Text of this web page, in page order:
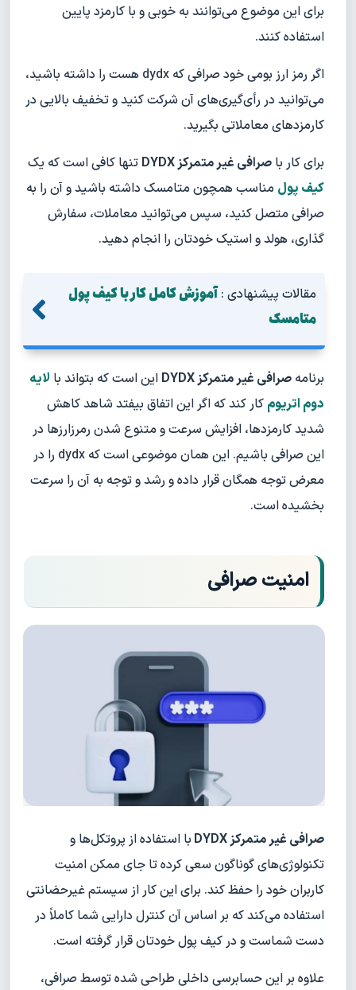
برای این موضوع می‌توانند به خوبی و با کارمزد پایین
استفاده کنند.
اگر رمز ارز بومی خود صرافی که dydx هست را داشته باشید،
می‌توانید در رأی‌گیری‌های آن شرکت کنید و تخفیف بالایی در
کارمزدهای معاملاتی بگیرید.
برای کار با صرافی غیر متمرکز DYDX
تنها کافی است که یک
کیف پول مناسب همچون متامسک داشته باشید و آن را به
صرافی متصل کنید، سپس می‌توانید معاملات، سفارش
گذاری، هولد و استیک خودتان را انجام دهید.
مقالات پیشنهادی : آموزش کامل کار با کیف پول
متامسک
برنامه صرافی غیر متمرکز DYDX این است که بتواند با لایه
دوم اتریوم کار کند که اگر این اتفاق بیفتد شاهد کاهش
شدید کارمزدها، افزایش سرعت و متنوع شدن رمرزارزها در
این صرافی باشیم. این همان موضوعی است که dydx را در
معرض توجه همگان قرار داده و رشد و توجه به آن را سرعت
بخشیده است.
امنیت صرافی
صرافی غیر متمرکز DYDX
با استفاده از پروتکل‌ها و
تکنولوژی‌های گوناگون سعی کرده تا جای ممکن امنیت
کاربران خود را حفظ کند. برای این کار از سیستم غیرحضانتی
استفاده می‌کند که بر اساس آن کنترل دارایی شما کاملاً در
دست شماست و در کیف پول خودتان قرار گرفته است.
علاوه بر این حسابرسی داخلی طراحی شده توسط صرافی،